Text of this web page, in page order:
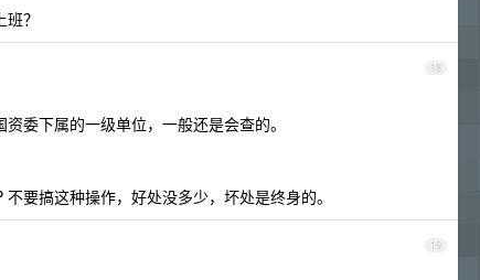
？
18
委下属的一级单位，一般还是会查的。
要搞这种操作，好处没多少，坏处是终身的。
19